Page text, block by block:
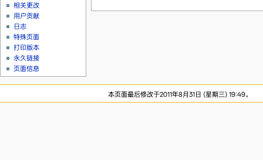
相关更改
用户贡献
日志
特殊页面
打印版本
永久链接
页面信息
本页面最后修改于2011年8月31日 (星期三) 19:49。